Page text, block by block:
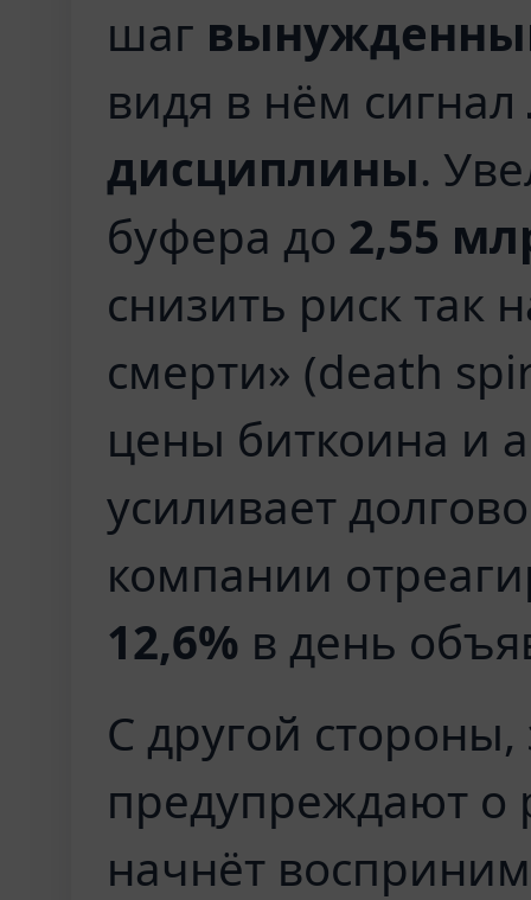
шаг
видя в нём сигнал
дисциплины.
буфера до 2,55
снизить риск так
смерти» (death
цены биткоина и
усиливает
компании
12,6% в день
С другой стороны,
предупреждают о
начнёт